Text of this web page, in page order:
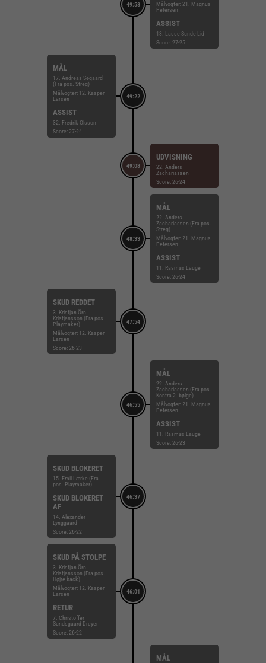
49:58
Målvogter: 21. Magnus
Petersen
ASSIST
13. Lasse Sunde Lid
Score: 27-25
49:22
MÅL
17. Andreas Søgaard
(Fra pos. Streg)
Målvogter: 12. Kasper
Larsen
ASSIST
32. Fredrik Olsson
Score: 27-24
49:08
UDVISNING
22. Anders
Zachariassen
Score: 26-24
48:33
MÅL
22. Anders
Zachariassen (Fra pos.
Streg)
Målvogter: 21. Magnus
Petersen
ASSIST
11. Rasmus Lauge
Score: 26-24
47:54
SKUD REDDET
3. Kristjan Örn
Kristjansson (Fra pos.
Playmaker)
Målvogter: 12. Kasper
Larsen
Score: 26-23
46:55
MÅL
22. Anders
Zachariassen (Fra pos.
Kontra 2. bølge)
Målvogter: 21. Magnus
Petersen
ASSIST
11. Rasmus Lauge
Score: 26-23
46:37
SKUD BLOKERET
15. Emil Lærke (Fra
pos. Playmaker)
SKUD BLOKERET
AF
14. Alexander
Lynggaard
Score: 26-22
46:01
SKUD PÅ STOLPE
3. Kristjan Örn
Kristjansson (Fra pos.
Højre back)
Målvogter: 12. Kasper
Larsen
RETUR
7. Christoffer
Sundsgaard Dreyer
Score: 26-22
MÅL